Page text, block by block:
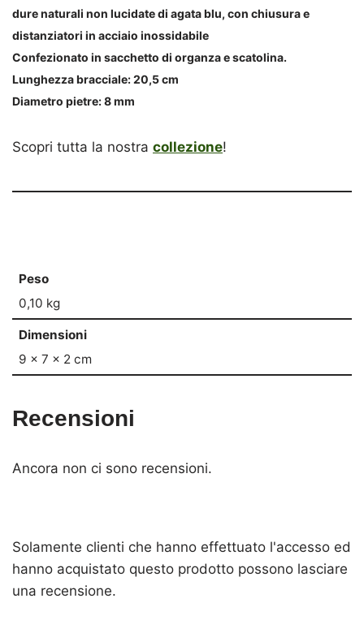
dure naturali non lucidate di agata blu, con chiusura e
distanziatori in acciaio inossidabile
Confezionato in sacchetto di organza e scatolina.
Lunghezza bracciale: 20,5 cm
Diametro pietre: 8 mm
Scopri tutta la nostra collezione!
Peso
0,10 kg
Dimensioni
9 × 7 × 2 cm
Recensioni
Ancora non ci sono recensioni.
Solamente clienti che hanno effettuato l'accesso ed
hanno acquistato questo prodotto possono lasciare
una recensione.